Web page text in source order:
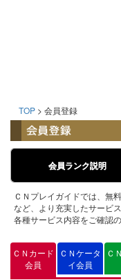
TOP > 会員登録
会員ランク説明
ＣＮプレイガイドでは、無
など、より充実したサービ
各種サービス内容をご確認
ＣＮカード
会員
ＣＮケータ
イ会員
Ｃ